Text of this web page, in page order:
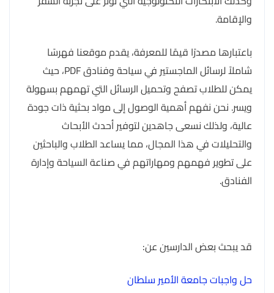
والإقامة.
باعتبارها مصدرًا قيمًا للمعرفة، يقدم موقعنا فهرسًا
شاملاً لرسائل الماجستير في سياحة وفنادق PDF، حيث
يمكن للطلاب تصفح وتحميل الرسائل التي تهمهم بسهولة
ويسر. نحن نفهم أهمية الوصول إلى مواد بحثية ذات جودة
عالية، ولذلك نسعى جاهدين لتوفير أحدث الأبحاث
والتحليلات في هذا المجال، مما يساعد الطلاب والباحثين
على تطوير فهمهم ومهاراتهم في صناعة السياحة وإدارة
الفنادق.
قد يبحث بعض الدارسين عن:
حل واجبات جامعة الأمير سلطان